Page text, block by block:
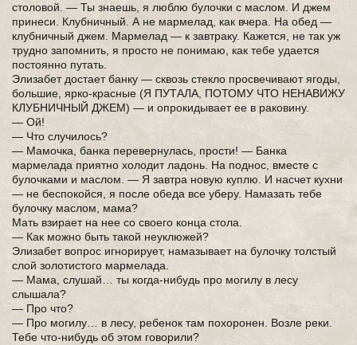
столовой. — Ты знаешь, я люблю булочки с маслом. И джем
принеси. Клубничный. А не мармелад, как вчера. На обед —
клубничный джем. Мармелад — к завтраку. Кажется, не так уж
трудно запомнить, я просто не понимаю, как тебе удается
постоянно путать.
Элизабет достает банку — сквозь стекло просвечивают ягоды,
большие, ярко-красные (Я ПУТАЛА, ПОТОМУ ЧТО НЕНАВИЖУ
КЛУБНИЧНЫЙ ДЖЕМ) — и опрокидывает ее в раковину.
— Ой!
— Что случилось?
— Мамочка, банка перевернулась, прости! — Банка
мармелада приятно холодит ладонь. На поднос, вместе с
булочками и маслом. — Я завтра новую куплю. И насчет кухни
— не беспокойся, я после обеда все уберу. Намазать тебе
булочку маслом, мама?
Мать взирает на нее со своего конца стола.
— Как можно быть такой неуклюжей?
Элизабет вопрос игнорирует, намазывает на булочку толстый
слой золотистого мармелада.
— Мама, слушай… ты когда-нибудь про могилу в лесу
слышала?
— Про что?
— Про могилу… в лесу, ребенок там похоронен. Возле реки.
Тебе что-нибудь об этом говорили?